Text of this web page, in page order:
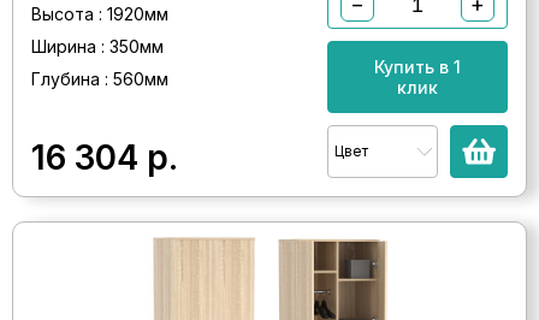
Высота : 1920мм
Ширина : 350мм
Глубина : 560мм
16 304 р.
Купить в 1
клик
Цвет